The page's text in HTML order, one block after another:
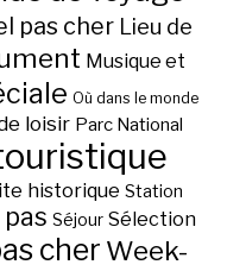
pas cher Lieu de
Musique et
Où dans le monde
loisir Parc National
historique Station
Séjour Sélection
cher Week-